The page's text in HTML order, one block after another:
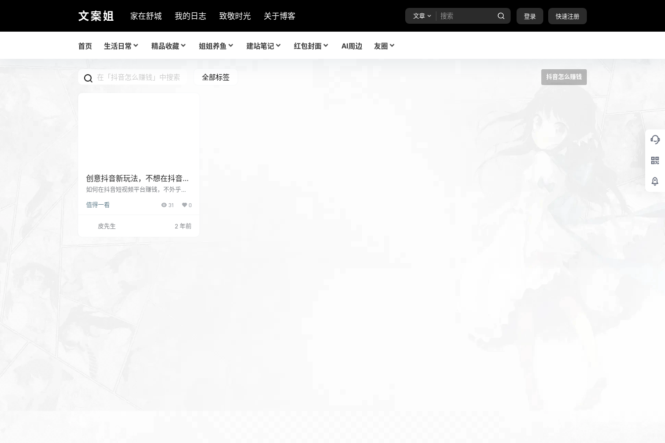
文案姐 家在舒城 我的日志 致敬时光 关于博客 文章 登录 快速注册
首页 生活日常 精品收藏 姐姐养鱼 建站笔记 红包封面 AI周边 友圈
全部标签 抖音怎么赚钱
创意抖音新玩法，不想在抖音赚
钱都难
如何在抖音短视频平台赚钱，不外乎以
音电商为了提高销量的方法之一，抖音
帮助抖音电商卖出了很多产品。 卖服
务，很多培训机构，设计类公司，以及
值得一看 31 0
皮先生 2 年前